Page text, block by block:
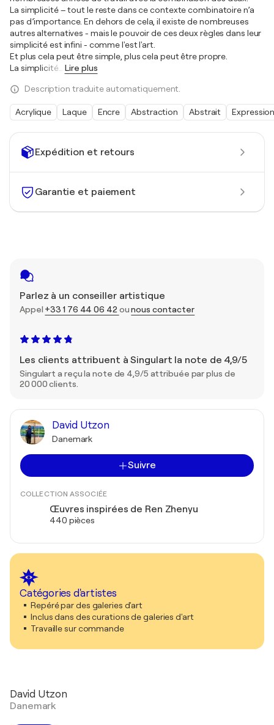
Expédition et retours
Garantie et paiement
Parlez à un conseiller artistique
Appel +33 1 76 44 06 42ounous contacter
Les clients attribuent à Singulart la note de 4,9/5
Singulart a reçu la note de 4,9/5 attribuée par plus de
20 000 clients.
David Utzon
Danemark
Suivre
COLLECTION ASSOCIÉE
Œuvres inspirées de Ren Zhenyu
440 pièces
Catégories d'artistes
Repéré par des galeries d'art
Inclus dans des curations de galeries d'art
Travaille sur commande
La simplicité – tout le reste dans ce contexte combinatoire n’a
pas d’importance. En dehors de cela, il existe de nombreuses
autres alternatives - mais le pouvoir de ces deux règles dans leur
simplicité est infini - comme l'est l'art.
Et plus cela peut être simple, plus cela peut être propre.
La simplicité… Lire plus
Description traduite automatiquement.
Acrylique Laque Encre Abstraction Abstrait
David Utzon
Danemark